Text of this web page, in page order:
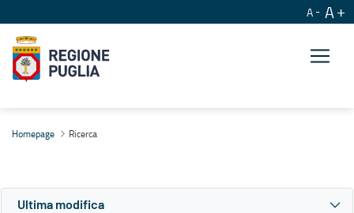
A A
Homepage Ricerca
Ultima modifica